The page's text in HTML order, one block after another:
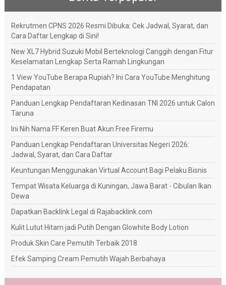
Rekrutmen CPNS 2026 Resmi Dibuka: Cek Jadwal, Syarat, dan
Cara Daftar Lengkap di Sini!
New XL7 Hybrid Suzuki Mobil Berteknologi Canggih dengan Fitur
Keselamatan Lengkap Serta Ramah Lingkungan
1 View YouTube Berapa Rupiah? Ini Cara YouTube Menghitung
Pendapatan
Panduan Lengkap Pendaftaran Kedinasan TNI 2026 untuk Calon
Taruna
Ini Nih Nama FF Keren Buat Akun Free Firemu
Panduan Lengkap Pendaftaran Universitas Negeri 2026:
Jadwal, Syarat, dan Cara Daftar
Keuntungan Menggunakan Virtual Account Bagi Pelaku Bisnis
Tempat Wisata Keluarga di Kuningan, Jawa Barat - Cibulan Ikan
Dewa
Dapatkan Backlink Legal di Rajabacklink.com
Kulit Lutut Hitam jadi Putih Dengan Glowhite Body Lotion
Produk Skin Care Pemutih Terbaik 2018
Efek Samping Cream Pemutih Wajah Berbahaya